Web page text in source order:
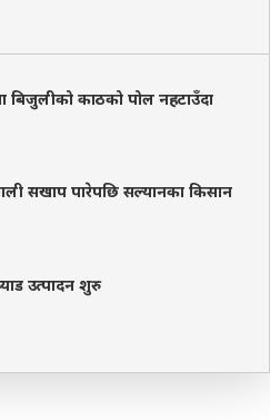
बिजुलीको काठको पोल नहटाउँदा
सखाप पारेपछि सल्यानका किसान
उत्पादन शुरु